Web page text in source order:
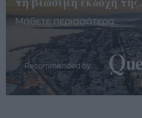
Μάθετε περισσότερα
Recommended by